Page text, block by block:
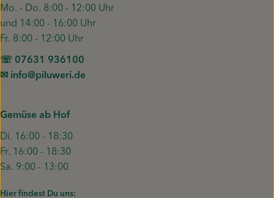
Mo. - Do. 8:00 - 12:00 Uhr
und 14:00 - 16:00 Uhr
Fr. 8:00 - 12:00 Uhr
☏ 07631 936100
✉︎ info@piluweri.de
Gemüse ab Hof
Di. 16:00 - 18:30
Fr. 16:00 - 18:30
Sa. 9:00 - 13:00
Hier findest Du uns: